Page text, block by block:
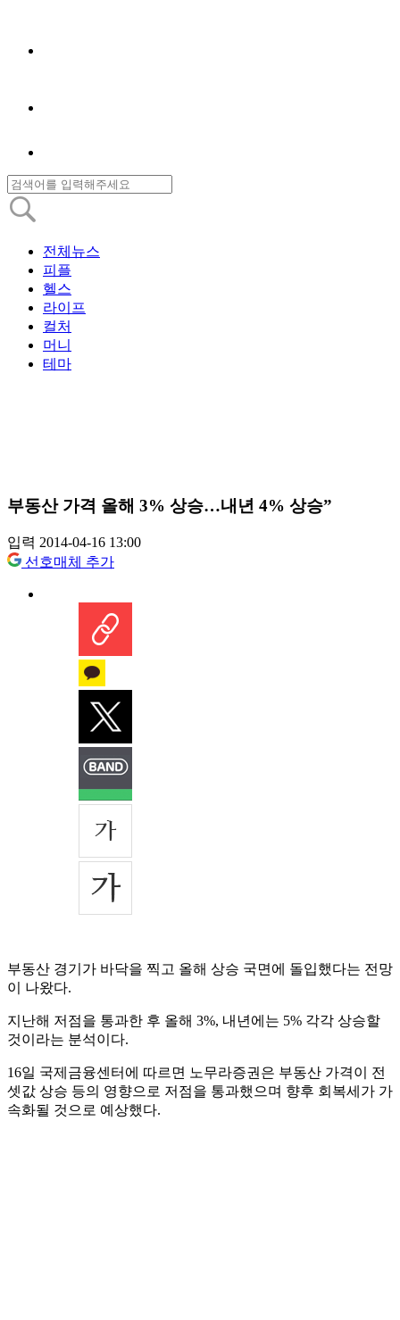
전체뉴스
피플
헬스
라이프
컬처
머니
테마
부동산 가격 올해 3% 상승…내년 4% 상승”
입력 2014-04-16 13:00
선호매체 추가
부동산 경기가 바닥을 찍고 올해 상승 국면에 돌입했다는 전망
이 나왔다.
지난해 저점을 통과한 후 올해 3%, 내년에는 5% 각각 상승할
것이라는 분석이다.
16일 국제금융센터에 따르면 노무라증권은 부동산 가격이 전
셋값 상승 등의 영향으로 저점을 통과했으며 향후 회복세가 가
속화될 것으로 예상했다.